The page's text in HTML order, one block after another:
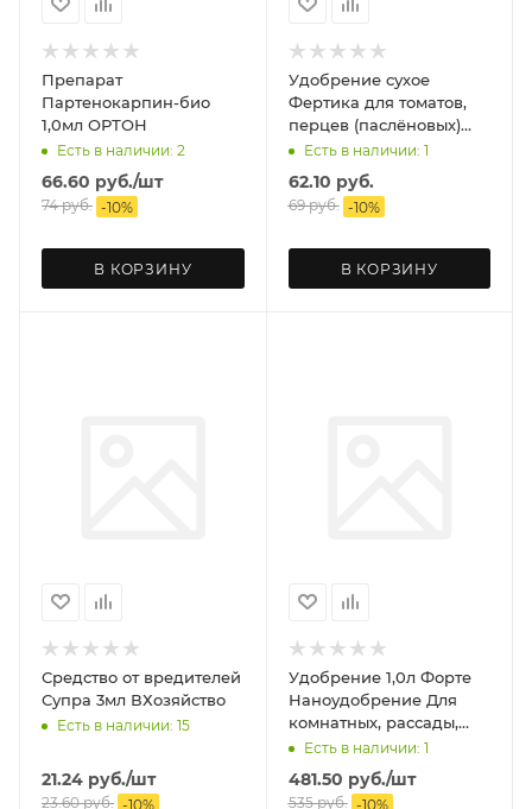
Препарат
Партенокарпин-био
1,0мл ОРТОН
Есть в наличии: 2
66.60 руб./шт
74руб. -10%
В КОРЗИНУ
Удобрение сухое
Фертика для томатов,
перцев (паслёновых)
50грЕсть в наличии: 1
62.10 руб.
69руб. -10%
В КОРЗИНУ
Средство от вредителей
Супра 3мл ВХозяйство
Есть в наличии: 15
21.24 руб./шт
23.60руб. -10%
Удобрение 1,0л Форте
Наноудобрение Для
комнатных, рассады,
саженцев, теплиц и
грядок РУСИНХИМ
Есть в наличии: 1
481.50 руб./шт
535руб. -10%